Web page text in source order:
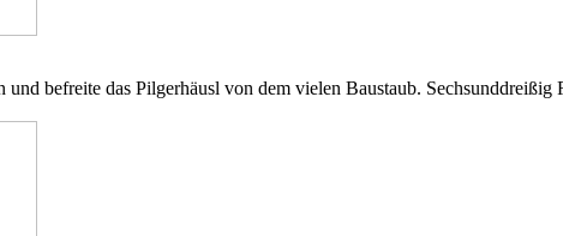
befreite das Pilgerhäusl von dem vielen Baustaub. Sechsunddreißig